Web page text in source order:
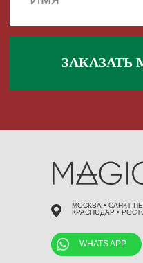
WHATS APP
МОСКВА • САНКТ-
КРАСНОДАР •
495 868 00 36